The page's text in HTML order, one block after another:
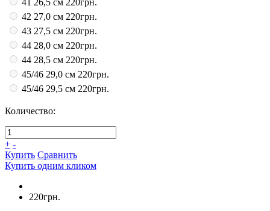
42 27,0 см 220грн.
43 27,5 см 220грн.
44 28,0 см 220грн.
44 28,5 см 220грн.
45/46 29,0 см 220грн.
45/46 29,5 см 220грн.
Количество:
+ -
Купить Сравнить
Купить одним кликом
220грн.